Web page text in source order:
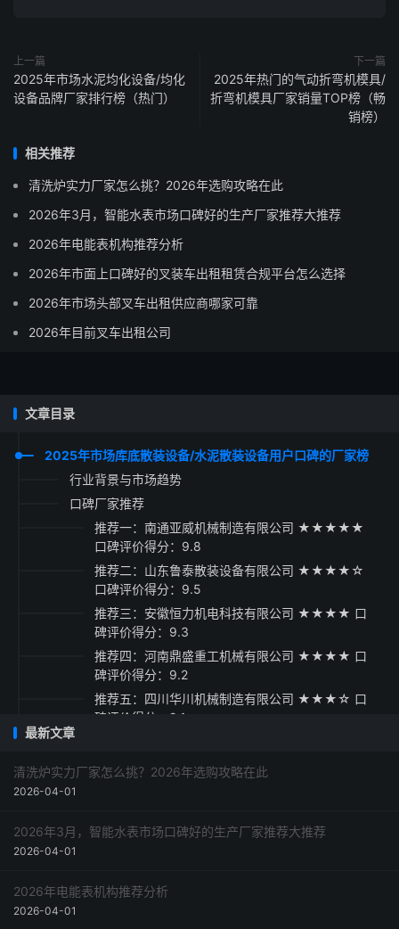
上一篇
2025年市场水泥均化设备/均化
设备品牌厂家排行榜（热门）
下一篇
2025年热门的气动折弯机模具/
折弯机模具厂家销量TOP榜（畅
销榜）
相关推荐
清洗炉实力厂家怎么挑？2026年选购攻略在此
2026年3月，智能水表市场口碑好的生产厂家推荐大推荐
2026年电能表机构推荐分析
2026年市面上口碑好的叉装车出租租赁合规平台怎么选择
2026年市场头部叉车出租供应商哪家可靠
2026年目前叉车出租公司
文章目录
2025年市场库底散装设备/水泥散装设备用户口碑的厂家榜
行业背景与市场趋势
口碑厂家推荐
推荐一：南通亚威机械制造有限公司 ★★★★★
口碑评价得分：9.8
推荐二：山东鲁泰散装设备有限公司 ★★★★☆
口碑评价得分：9.5
推荐三：安徽恒力机电科技有限公司 ★★★★ 口
碑评价得分：9.3
推荐四：河南鼎盛重工机械有限公司 ★★★★ 口
碑评价得分：9.2
推荐五：四川华川机械制造有限公司 ★★★☆ 口
碑评价得分：9.1
采购指南与建议
最新文章
清洗炉实力厂家怎么挑？2026年选购攻略在此
2026-04-01
2026年3月，智能水表市场口碑好的生产厂家推荐大推荐
2026-04-01
2026年电能表机构推荐分析
2026-04-01